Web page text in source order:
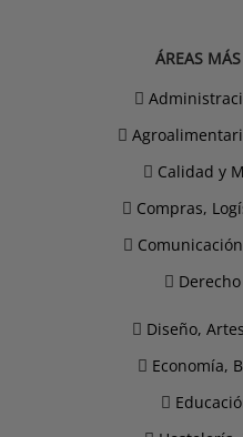
ÁREAS
Calidad y
Compras,
Diseño,
Economía,